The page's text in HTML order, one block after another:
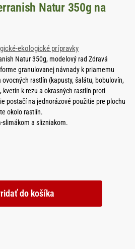
Natur 350g na
ekologické prípravky
Natur 350g, modelový rad Zdravá
granulovanej návnady k priamemu
rastlín (kapusty, šalátu, bobulovín,
kvetín k rezu a okrasných rastlín proti
postačí na jednorázové použitie pre plochu
okolo rastlín.
slimákom a slizniakom.
do košíka